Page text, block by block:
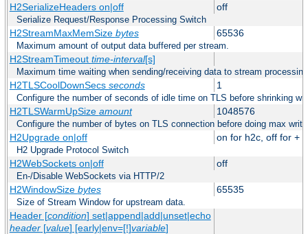
H2SerializeHeaders on|off off
Serialize Request/Response Processing Switch
H2StreamMaxMemSize bytes 65536
Maximum amount of output data buffered per stream.
H2StreamTimeout time-interval[s]
Maximum time waiting when sending/receiving data to stream processing
H2TLSCoolDownSecs seconds 1
Configure the number of seconds of idle time on TLS before shrinking
H2TLSWarmUpSize amount 1048576
Configure the number of bytes on TLS connection before doing max
H2Upgrade on|off on for h2c, off for +
H2 Upgrade Protocol Switch
H2WebSockets on|off off
En-/Disable WebSockets via HTTP/2
H2WindowSize bytes 65535
Size of Stream Window for upstream data.
Header [condition] set|append|add|unset|echo
header[value] [early|env=[!]variable]